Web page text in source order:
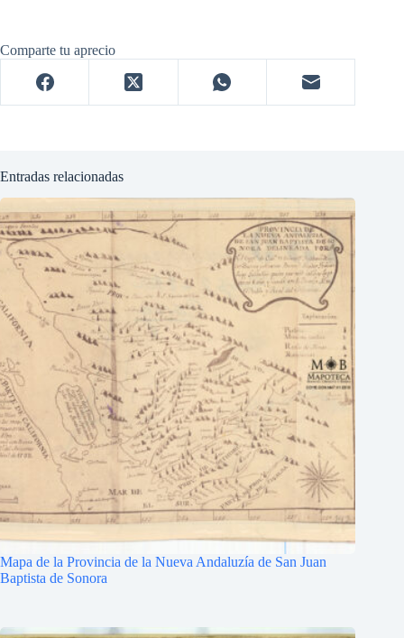
Comparte tu aprecio
Entradas relacionadas
Mapa de la Provincia de la Nueva Andaluzía de San Juan
Baptista de Sonora